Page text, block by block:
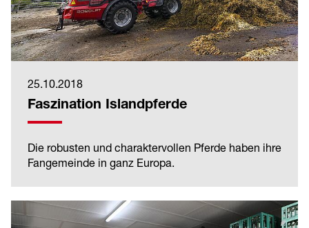
25.10.2018
Faszination Islandpferde
Die robusten und charaktervollen Pferde haben ihre
Fangemeinde in ganz Europa.